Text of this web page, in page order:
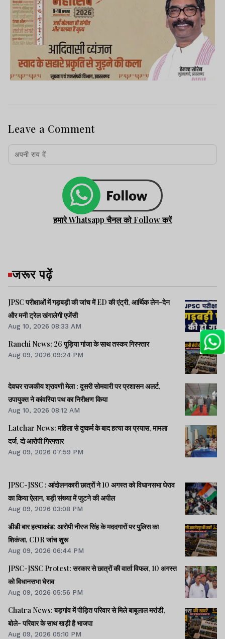
Leave a Comment
हमारे Whatsapp चैनल को Follow करें
जरूर पढ़ें
JPSC परीक्षाओं में गड़बड़ी की जांच में ED की एंट्री, आर्थिक लेन-देन
और मनी ट्रेल खंगालेगी एजेंसी
Aug 10, 2026 08:33 AM
Ranchi News: 26 पुड़िया गांजा के साथ तस्कर गिरफ्तार
Aug 09, 2026 09:24 PM
देवघर राजकीय श्रावणी मेला : दूसरी सोमवारी पर प्रशासन अलर्ट,
उपायुक्त ने कांवरिया पथ का निरीक्षण किया
Aug 10, 2026 08:12 AM
Latehar News: महिला से दुष्कर्म के बाद हत्या का प्रयास, मामला
दर्ज, दो आरोपी गिरफ्तार
Aug 09, 2026 07:59 PM
JPSC-JSSC : आंदोलनकारी छात्रों ने 10 अगस्त को विधानसभा घेराव
का किया ऐलान, बड़ी संख्या में जुटने की अपील
Aug 09, 2026 03:08 PM
डीडी बार हत्याकांड: आरोपी नीरज सिंह के मददगारों पर पुलिस का
शिकंजा, CDR जांच शुरू
Aug 09, 2026 06:44 PM
JPSC-JSSC Protest: सरकार से छात्रों की वार्ता विफल, 10 अगस्त
को विधानसभा घेराव
Aug 09, 2026 05:56 PM
Chatra News: बड़गांव में पीड़ित परिवार से मिले बाबूलाल मरांडी,
बोले- परिवार के साथ खड़ी है भाजपा
Aug 09, 2026 05:10 PM